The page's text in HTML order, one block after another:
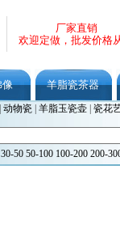
厂家直销
欢迎定做，批发价格
像 羊脂瓷茶器
动物瓷| 羊脂玉瓷壶| 瓷花
30-50 50-100 100-200 200-